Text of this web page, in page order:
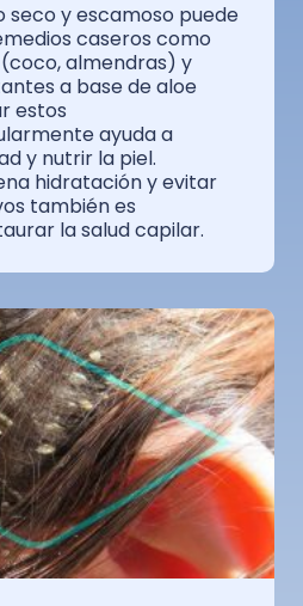
seco y escamoso puede
caseros como
almendras) y
a base de aloe
estos
ayuda a
y nutrir la piel.
hidratación y evitar
también es
la salud capilar.